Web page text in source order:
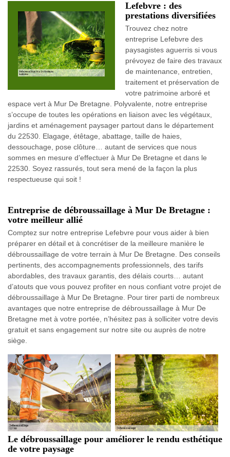
Lefebvre : des
prestations diversifiées
Trouvez chez notre
entreprise Lefebvre des
paysagistes aguerris si vous
prévoyez de faire des travaux
de maintenance, entretien,
traitement et préservation de
votre patrimoine arboré et
espace vert à Mur De Bretagne. Polyvalente, notre entreprise
s’occupe de toutes les opérations en liaison avec les végétaux,
jardins et aménagement paysager partout dans le département
du 22530. Elagage, étêtage, abattage, taille de haies,
dessouchage, pose clôture… autant de services que nous
sommes en mesure d’effectuer à Mur De Bretagne et dans le
22530. Soyez rassurés, tout sera mené de la façon la plus
respectueuse qui soit !
Entreprise de débroussaillage à Mur De Bretagne :
votre meilleur allié
Comptez sur notre entreprise Lefebvre pour vous aider à bien
préparer en détail et à concrétiser de la meilleure manière le
débroussaillage de votre terrain à Mur De Bretagne. Des conseils
pertinents, des accompagnements professionnels, des tarifs
abordables, des travaux garantis, des délais courts… autant
d’atouts que vous pouvez profiter en nous confiant votre projet de
débroussaillage à Mur De Bretagne. Pour tirer parti de nombreux
avantages que notre entreprise de débroussaillage à Mur De
Bretagne met à votre portée, n’hésitez pas à solliciter votre devis
gratuit et sans engagement sur notre site ou auprès de notre
siège.
Le débroussaillage pour améliorer le rendu esthétique
de votre paysage